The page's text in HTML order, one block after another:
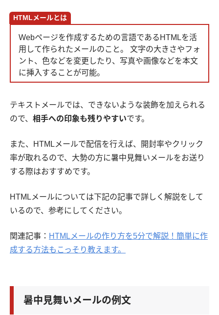
HTMLメールとは
Webページを作成するための言語であるHTMLを活
用して作られたメールのこと。 文字の大きさやフォ
ント、色などを変更したり、写真や画像などを本文
に挿入することが可能。
テキストメールでは、できないような装飾を加えられる
ので、 相手への印象も残りやすいです。
また、HTMLメールで配信を行えば、開封率やクリック
率が取れるので、大勢の方に暑中見舞いメールをお送り
する際はおすすめです。
HTMLメールについては下記の記事で詳しく解説をして
いるので、参考にしてください。
関連記事： HTMLメールの作り方を5分で解説！簡単に作
成する方法もこっそり教えます。
暑中見舞いメールの例文